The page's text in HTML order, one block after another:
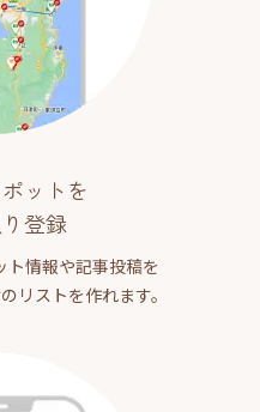
ットを
登録
ト情報や記事投稿を
リストを作れます。